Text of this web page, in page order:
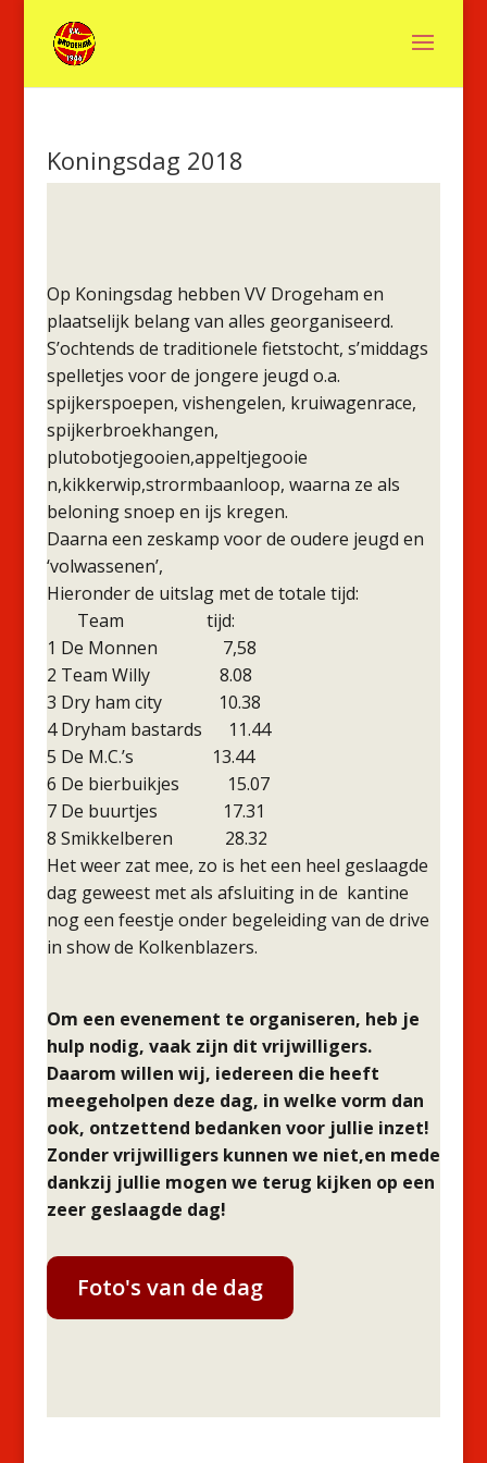
Koningsdag 2018
Op Koningsdag hebben VV Drogeham en
plaatselijk belang van alles georganiseerd.
S’ochtends de traditionele fietstocht, s’middags
spelletjes voor de jongere jeugd o.a.
spijkerspoepen, vishengelen, kruiwagenrace,
spijkerbroekhangen,
plutobotjegooien,appeltjegooie
n,kikkerwip,strormbaanloop, waarna ze als
beloning snoep en ijs kregen.
Daarna een zeskamp voor de oudere jeugd en
‘volwassenen’,
Hieronder de uitslag met de totale tijd:
Team tijd:
1 De Monnen 7,58
2 Team Willy 8.08
3 Dry ham city 10.38
4 Dryham bastards 11.44
5 De M.C.’s 13.44
6 De bierbuikjes 15.07
7 De buurtjes 17.31
8 Smikkelberen 28.32
Het weer zat mee, zo is het een heel geslaagde
dag geweest met als afsluiting in de kantine
nog een feestje onder begeleiding van de drive
in show de Kolkenblazers.
Om een evenement te organiseren, heb je
hulp nodig, vaak zijn dit vrijwilligers.
Daarom willen wij, iedereen die heeft
meegeholpen deze dag, in welke vorm dan
ook, ontzettend bedanken voor jullie inzet!
Zonder vrijwilligers kunnen we niet,en mede
dankzij jullie mogen we terug kijken op een
zeer geslaagde dag!
Foto's van de dag